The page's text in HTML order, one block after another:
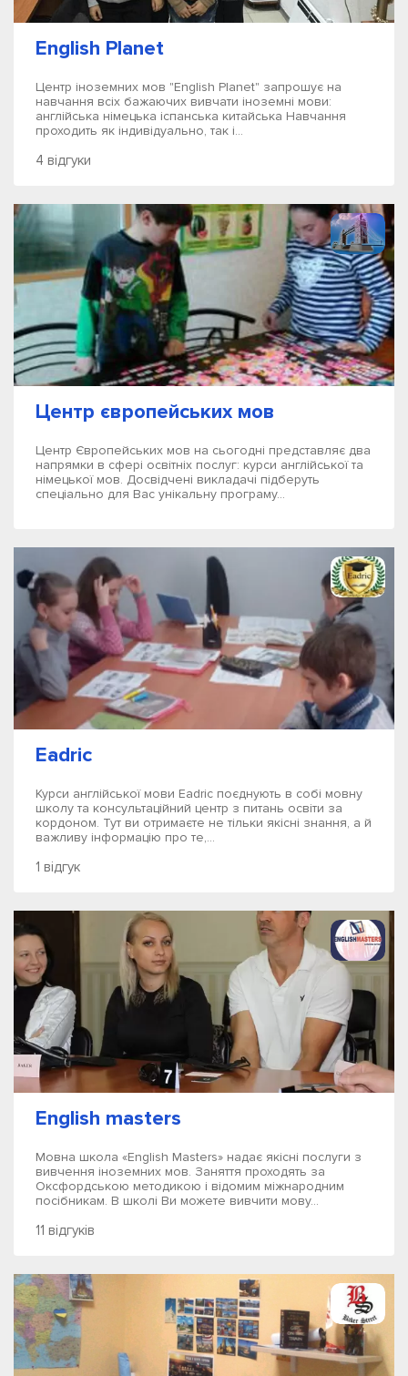
English Planet
Центр іноземних мов "English Planet" запрошує на
навчання всіх бажаючих вивчати іноземні мови:
англійська німецька іспанська китайська Навчання
проходить як індивідуально, так і...
4 відгуки
Центр європейських мов
Центр Європейських мов на сьогодні представляє два
напрямки в сфері освітніх послуг: курси англійської та
німецької мов. Досвідчені викладачі підберуть
спеціально для Вас унікальну програму...
Eadric
Курси англійської мови Eadric поєднують в собі мовну
школу та консультаційний центр з питань освіти за
кордоном. Тут ви отримаєте не тільки якісні знання, а й
важливу інформацію про те,...
1 відгук
English masters
Мовна школа «English Masters» надає якісні послуги з
вивчення іноземних мов. Заняття проходять за
Оксфордською методикою і відомим міжнародним
посібникам. В школі Ви можете вивчити мову...
11 відгуків